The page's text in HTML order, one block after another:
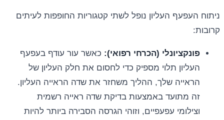
ניתוח העפעף העליון נופל לשתי קטגוריות החופפות לעיתים
קרובות:
פונקציונלי (הכרחי רפואי): כאשר עור עודף בעפעף
העליון תלוי מספיק כדי לחסום את חלק העליון של
הראייה שלך, ההליך משחזר את שדה הראייה העליון.
זה מתועד באמצעות בדיקת שדה ראייה רשמית
וצילומי עפעפיים, וזוהי הגרסה הסבירה ביותר להיות